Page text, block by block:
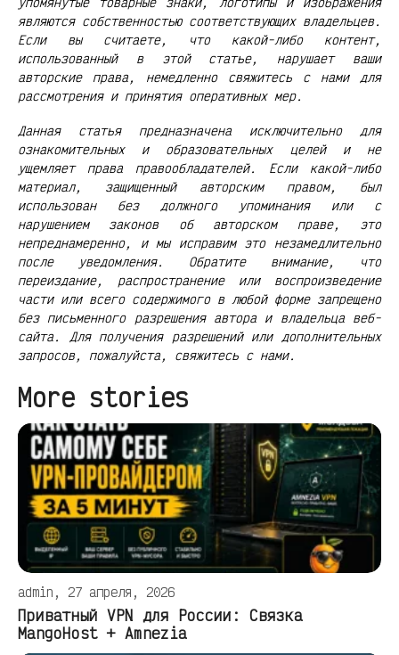
являются собственностью соответствующих владельцев.
Если вы считаете, что какой-либо контент,
использованный в этой статье, нарушает ваши
авторские права, немедленно свяжитесь с нами для
рассмотрения и принятия оперативных мер.
Данная статья предназначена исключительно для
ознакомительных и образовательных целей и не
ущемляет права правообладателей. Если какой-либо
материал, защищенный авторским правом, был
использован без должного упоминания или с
нарушением законов об авторском праве, это
непреднамеренно, и мы исправим это незамедлительно
после уведомления. Обратите внимание, что
переиздание, распространение или воспроизведение
части или всего содержимого в любой форме запрещено
без письменного разрешения автора и владельца веб-
сайта. Для получения разрешений или дополнительных
запросов, пожалуйста, свяжитесь с нами.
More stories
admin, 27 апреля, 2026
Приватный VPN для России: Связка
MangoHost + Amnezia